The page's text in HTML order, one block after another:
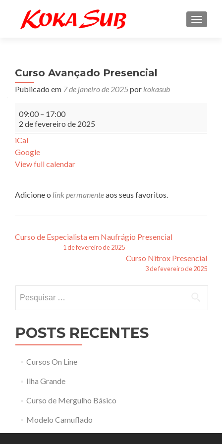
Curso Avançado Presencial
Publicado em 7 de janeiro de 2025por kokasub
Avançado
Presencial
09:00 – 17:00
2 de fevereiro de 2025
iCal
Google
View full calendar
Adicione o link permanenteaos seus favoritos.
Navegação
Curso de Especialista em Naufrágio Presencial
1 de fevereiro de 2025
Curso Nitrox Presencial
3 de fevereiro de 2025
por:
POSTS RECENTES
Cursos On Line
Ilha Grande
Curso de Mergulho Básico
Modelo Camuflado